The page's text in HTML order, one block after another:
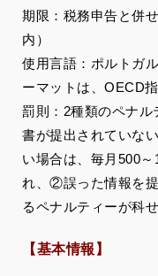
期限：税務申告と併
内）
使用言語：ポルトガ
ーマットは、OECD
罰則：2種類のペナ
書が提出されていな
い場合は、毎月500
れ、②誤った情報を
るペナルティーが科せ
【基本情報】